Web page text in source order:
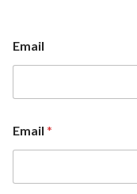
Email
Email *